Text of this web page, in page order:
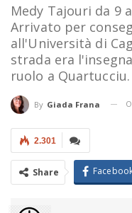
Medy Tajouri da 9
Arrivato per
all'Università di
strada era
ruolo a Quartucciu.
By Giada Frana
2.301
Share